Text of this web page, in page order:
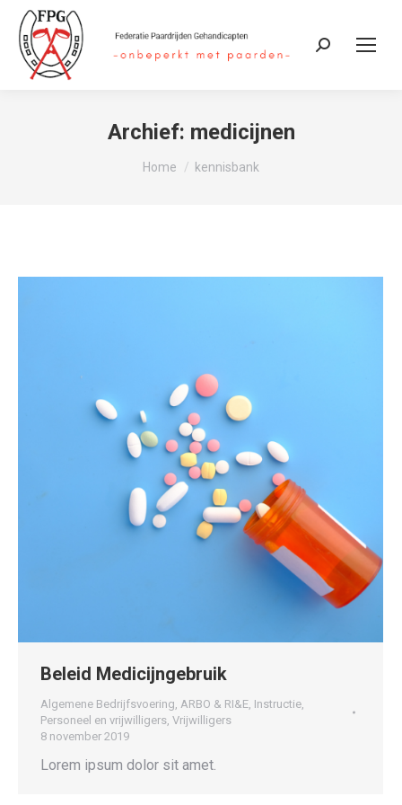
Zoeken:
Archief: medicijnen
Je bent hier:
Home kennisbank
Beleid Medicijngebruik
Algemene Bedrijfsvoering, ARBO & RI&E, Instructie,
Personeel en vrijwilligers, Vrijwilligers
8 november 2019
Lorem ipsum dolor sit amet.